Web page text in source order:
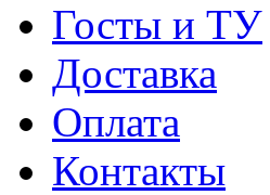
Госты и ТУ
Доставка
Оплата
Контакты